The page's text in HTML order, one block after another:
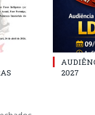
2027